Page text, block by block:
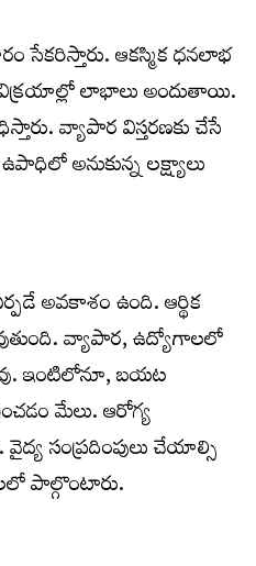
సేకరిస్తారు. ఆకస్మిక ధనలాభ
విక్రయాల్లో లాభాలు అందుతాయి.
వ్యాపార విస్తరణకు చేసే
అనుకున్న లక్ష్యాలు
అవకాశం ఉంది. ఆర్థిక
వ్యాపార, ఉద్యోగాలలో
ఇంటిలోనూ, బయట
మేలు. ఆరోగ్య
సంప్రదింపులు చేయాల్సి
పాల్గొంటారు.